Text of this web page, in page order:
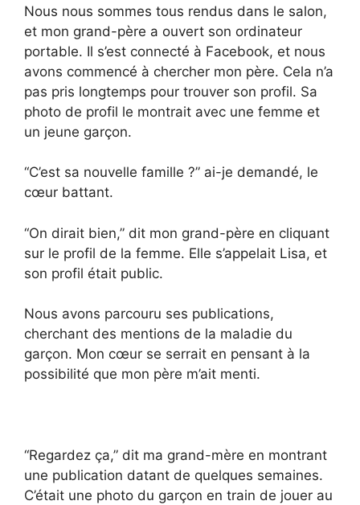
Nous nous sommes tous rendus dans le salon,
et mon grand-père a ouvert son ordinateur
portable. Il s’est connecté à Facebook, et nous
avons commencé à chercher mon père. Cela n’a
pas pris longtemps pour trouver son profil. Sa
photo de profil le montrait avec une femme et
un jeune garçon.
“C’est sa nouvelle famille ?” ai-je demandé, le
cœur battant.
“On dirait bien,” dit mon grand-père en cliquant
sur le profil de la femme. Elle s’appelait Lisa, et
son profil était public.
Nous avons parcouru ses publications,
cherchant des mentions de la maladie du
garçon. Mon cœur se serrait en pensant à la
possibilité que mon père m’ait menti.
“Regardez ça,” dit ma grand-mère en montrant
une publication datant de quelques semaines.
C’était une photo du garçon en train de jouer au